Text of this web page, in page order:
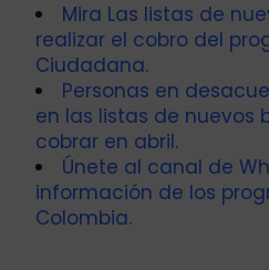
Mira Las listas de
realizar el cobro del
Ciudadana.
Personas en
en las listas de nuevos
cobrar en abril.
Únete al canal de
información de los
Colombia.